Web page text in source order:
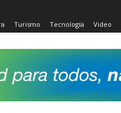
Turismo Tecnología Video